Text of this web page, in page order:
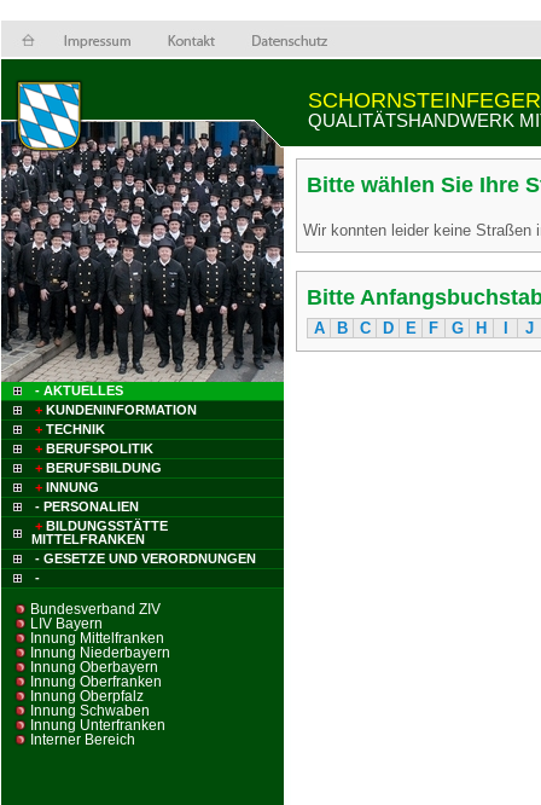
- AKTUELLES
+ KUNDENINFORMATION
+ TECHNIK
+ BERUFSPOLITIK
+ BERUFSBILDUNG
+ INNUNG
- PERSONALIEN
+ BILDUNGSSTÄTTE
MITTELFRANKEN
- GESETZE UND VERORDNUNGEN
-
Bundesverband ZIV
LIV Bayern
Innung Mittelfranken
Innung Niederbayern
Innung Oberbayern
Innung Oberfranken
Innung Oberpfalz
Innung Schwaben
Innung Unterfranken
Interner Bereich
QUALITÄTSHANDWERK
Bitte wählen Sie Ihre
Wir konnten leider keine Straßen
Bitte
A B C D E F G H J